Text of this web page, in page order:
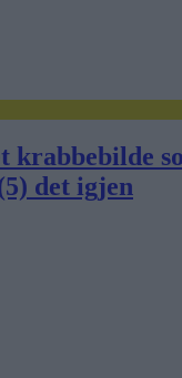
krabbebilde
det igjen